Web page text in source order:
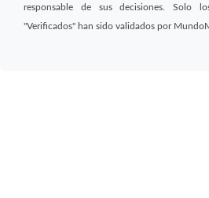
responsable de sus decisiones. Solo
"Verificados" han sido validados por